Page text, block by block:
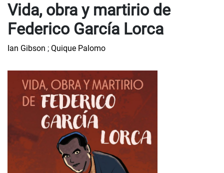
Vida, obra y martirio de
Federico García Lorca
Ian Gibson ; Quique Palomo